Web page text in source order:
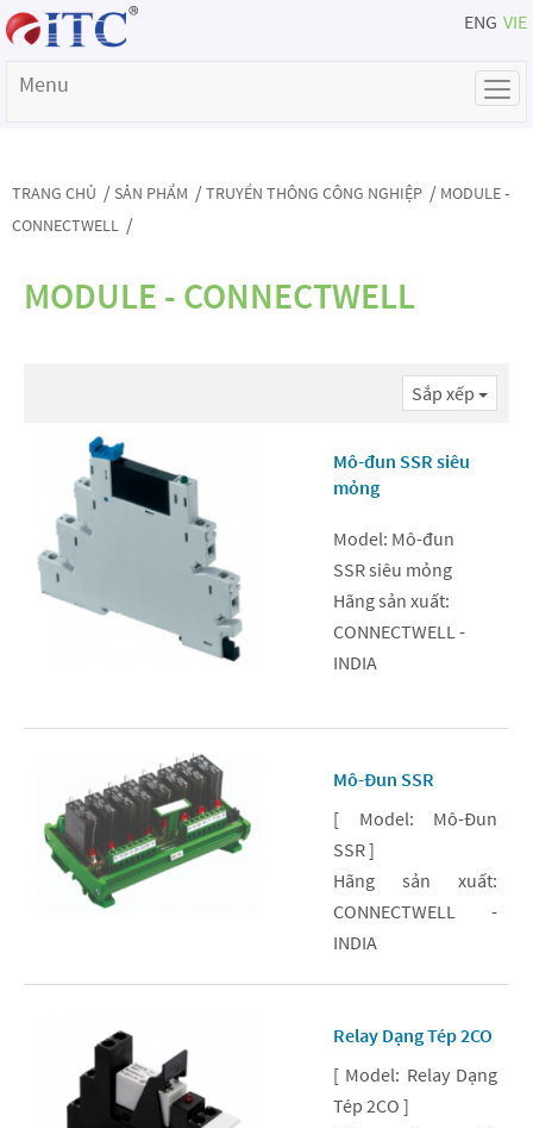
ENG VIE
Menu
TRANG CHỦ /SẢN PHẨM /TRUYỀN THÔNG CÔNG NGHIỆP / MODULE -
CONNECTWELL /
MODULE - CONNECTWELL
Sắp xếp
Mô-đun SSR siêu
mỏng
Model: Mô-đun
SSR siêu mỏng
Hãng sản xuất:
CONNECTWELL -
INDIA
Mô-Đun SSR
[ Model: Mô-Đun
SSR ]
Hãng sản xuất:
CONNECTWELL -
INDIA
Relay Dạng Tép 2CO
[ Model: Relay Dạng
Tép 2CO ]